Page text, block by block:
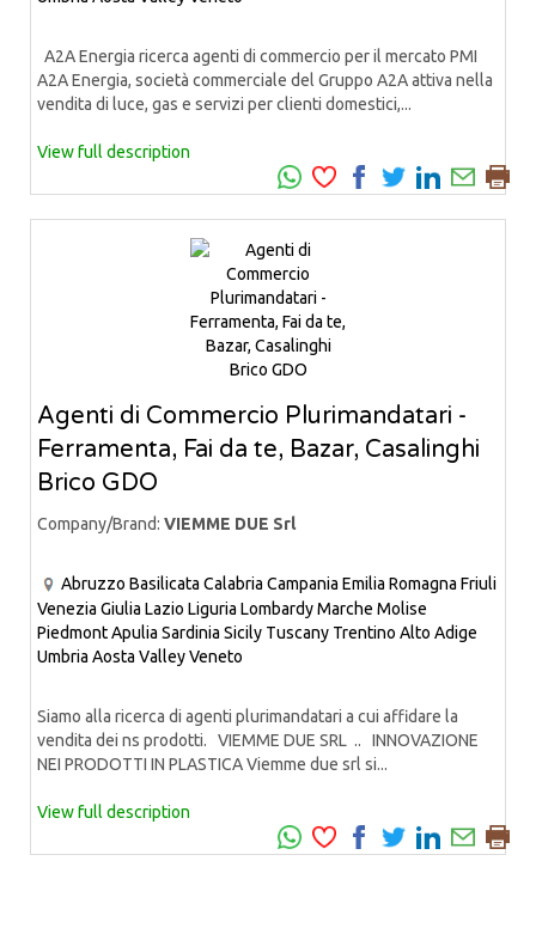
A2A Energia ricerca agenti di commercio per il mercato PMI
A2A Energia, società commerciale del Gruppo A2A attiva nella
vendita di luce, gas e servizi per clienti domestici,...
View full description
Agenti di Commercio Plurimandatari -
Ferramenta, Fai da te, Bazar, Casalinghi
Brico GDO
Company/Brand: VIEMME DUE Srl
Abruzzo Basilicata Calabria Campania Emilia Romagna Friuli
Venezia Giulia Lazio Liguria LombardyMarche Molise
PiedmontApulia Sardinia Sicily Tuscany Trentino Alto Adige
Umbria Aosta ValleyVeneto
Siamo alla ricerca di agenti plurimandatari a cui affidare la
vendita dei ns prodotti. VIEMME DUE SRL .. INNOVAZIONE
NEI PRODOTTI IN PLASTICA Viemme due srl si...
View full description